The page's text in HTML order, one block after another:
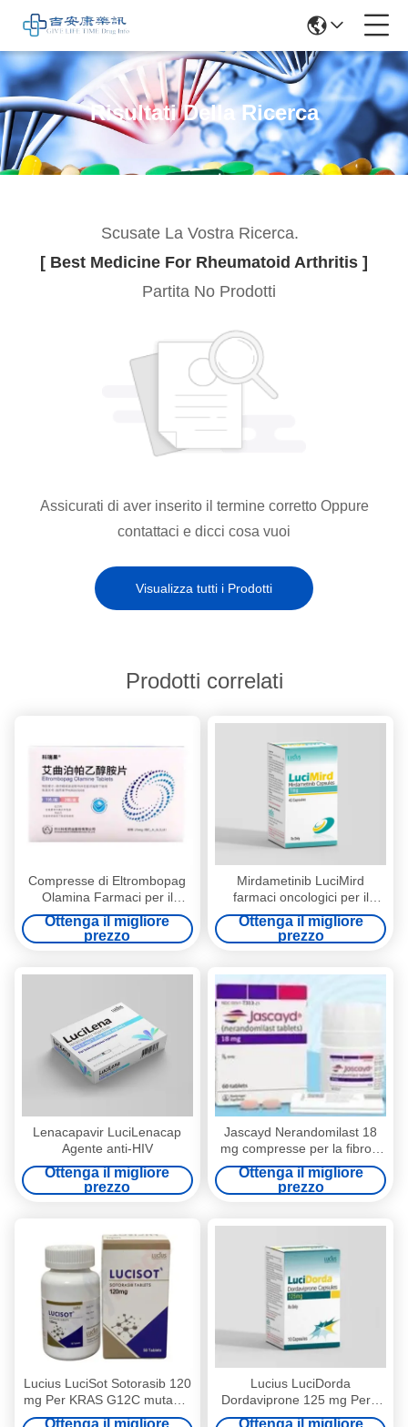
Risultati Della Ricerca
Scusate La Vostra Ricerca.
[ Best Medicine For Rheumatoid Arthritis ]
Partita No Prodotti
Assicurati di aver inserito il termine corretto Oppure
contattaci e dicci cosa vuoi
Visualizza tutti i Prodotti
Prodotti correlati
Compresse di Eltrombopag
Olamina Farmaci per il
Trattamento della
Trombocitopenia per la
Gestione della
negli Adulti e dell'Anemia
Ottenga il migliore
prezzo
Mirdametinib LuciMird
farmaci oncologici per il
trattamento della
neurofibromatosi
Ottenga il migliore
prezzo
Lenacapavir LuciLenacap
Agente anti-HIV
Ottenga il migliore
prezzo
Jascayd Nerandomilast 18
mg compresse per la fibrosi
polmonare idiopatica e l'
intervento per la fibrosi
polmonare progressiva
Ottenga il migliore
prezzo
Lucius LuciSot Sotorasib 120
mg Per KRAS G12C mutante
NSCLC E intervento contro il
Ottenga il migliore
Lucius LuciDorda
Dordaviprone 125 mg Per l'
intervento sul glioma di linea
Ottenga il migliore